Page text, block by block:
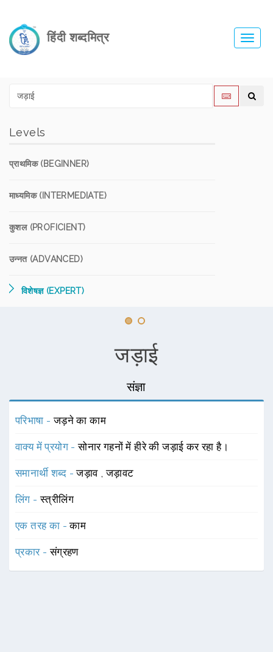
हिंदी शब्दमित्र
Levels
प्राथमिक (BEGINNER)
माध्यमिक (INTERMEDIATE)
कुशल (PROFICIENT)
उन्नत (ADVANCED)
विशेषज्ञ (EXPERT)
जड़ाई
संज्ञा
परिभाषा -जड़ने का काम
वाक्य में प्रयोग -सोनार गहनों में हीरे की जड़ाई कर रहा है।
समानार्थी शब्द -जड़ाव ,जड़ावट
लिंग -स्त्रीलिंग
एक तरह का -काम
प्रकार -संग्रहण